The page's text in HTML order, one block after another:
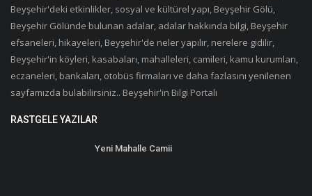
Beyşehir'deki etkinlikler, sosyal ve kültürel yapı, Beyşehir Gölü,
Beyşehir Gölünde bulunan adalar, adalar hakkında bilgi, Beyşehir
efsaneleri, hikayeleri, Beyşehir'de neler yapılır, nerelere gidilir,
Beyşehir'in köyleri, kasabaları, mahalleleri, camileri, kamu kurumları,
eczaneleri, bankaları, otobüs firmaları ve daha fazlasını yenilenen
sayfamızda bulabilirsiniz.. Beyşehir'in Bilgi Portalı
RASTGELE YAZILAR
Yeni Mahalle Camii